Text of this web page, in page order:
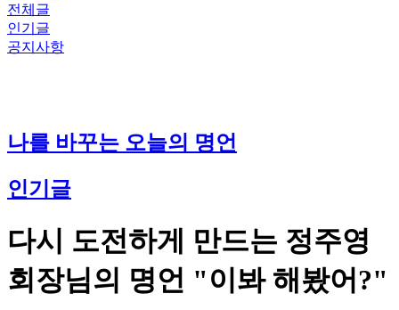
전체글
인기글
공지사항
나를 바꾸는 오늘의 명언
인기글
다시 도전하게 만드는 정주영
회장님의 명언 "이봐 해봤어?"